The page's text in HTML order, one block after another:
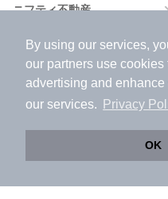
By using our services,
our partners use cookies
advertising and
our services.
Privacy
OK
アプリに切り替えて
会員登録なしですぐ使え
コンロ2口以上
ニフティ不動産
＼Because／ ニフティ不動産
賃貸事務所・賃